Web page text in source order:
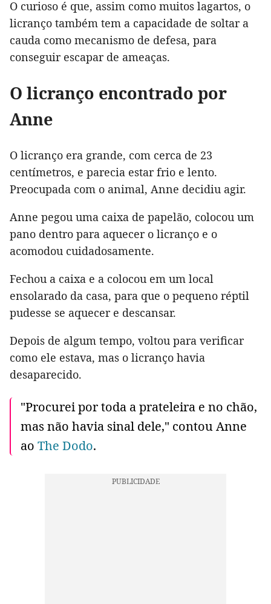
O curioso é que, assim como muitos lagartos, o
licranço também tem a capacidade de soltar a
cauda como mecanismo de defesa, para
conseguir escapar de ameaças.
O licranço encontrado por
Anne
O licranço era grande, com cerca de 23
centímetros, e parecia estar frio e lento.
Preocupada com o animal, Anne decidiu agir.
Anne pegou uma caixa de papelão, colocou um
pano dentro para aquecer o licranço e o
acomodou cuidadosamente.
Fechou a caixa e a colocou em um local
ensolarado da casa, para que o pequeno réptil
pudesse se aquecer e descansar.
Depois de algum tempo, voltou para verificar
como ele estava, mas o licranço havia
desaparecido.
"Procurei por toda a prateleira e no chão,
mas não havia sinal dele," contou Anne
ao The Dodo.